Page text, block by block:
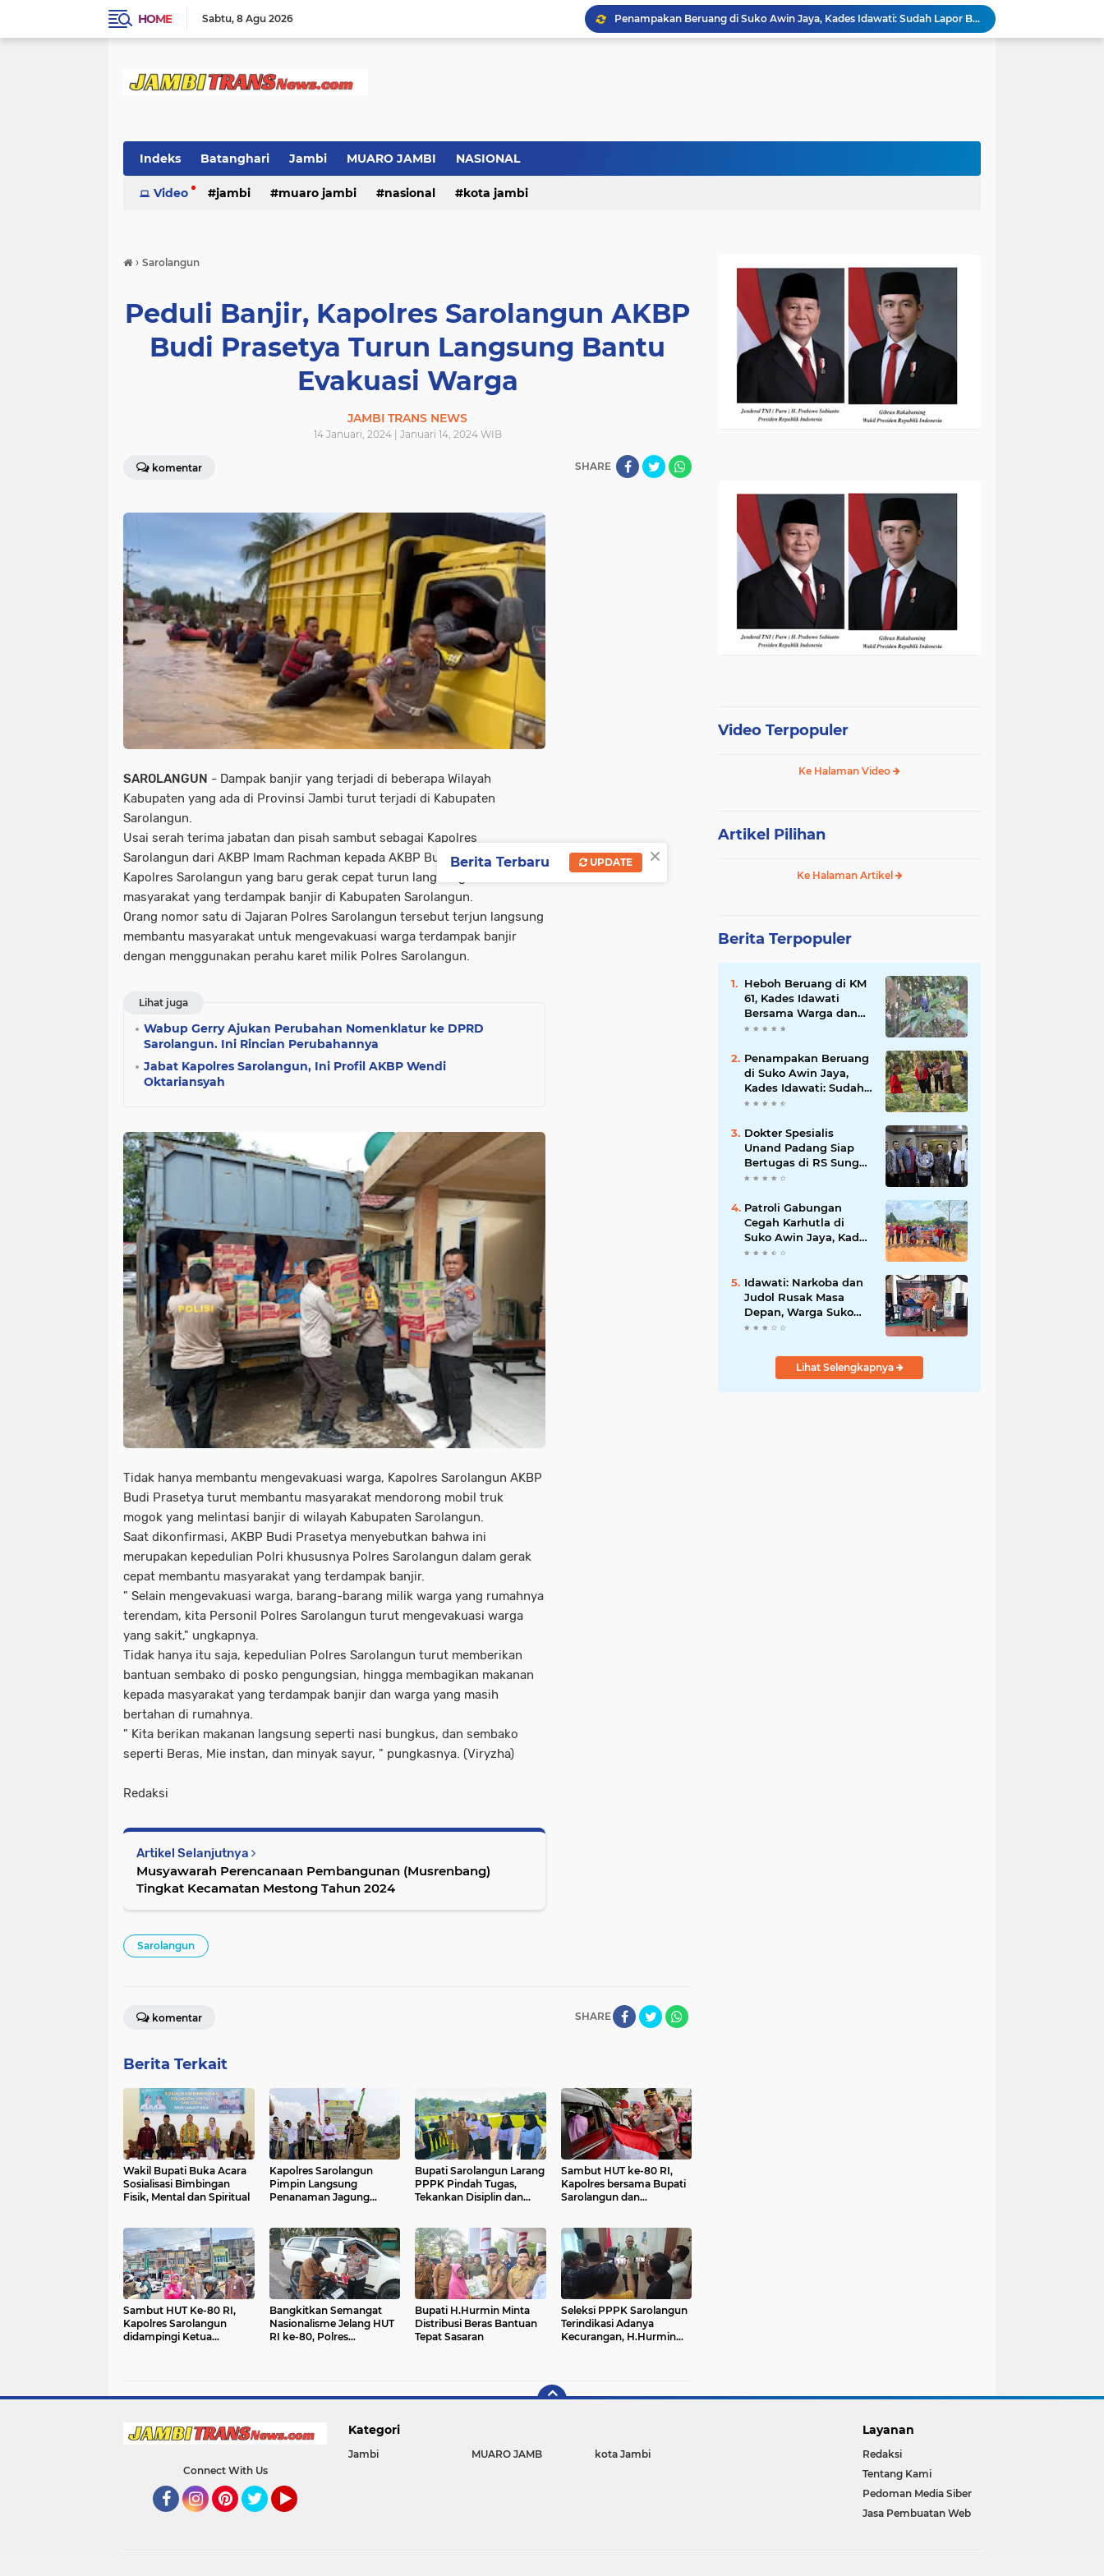
HOME Sabtu 8 Agu 2026
Penampakan Beruang di Suko Awin Jaya, Kades Idawati: Sudah Lapor BKSDA Jambi
Heboh Beruang di KM 61, Kades Idawati Bersama Warga dan BPD Turun Langsung ke Lokasi
Viral,Buaya Muncul di Sungai Batanghari Pulau Kayu Aro, Sekdes: Lokasi di RT 07`
Indeks Batanghari Jambi MUARO JAMBI NASIONAL
Video jambi muaro jambi nasional kota jambi
› Sarolangun
Peduli Banjir, Kapolres Sarolangun AKBP
Budi Prasetya Turun Langsung Bantu
Evakuasi Warga
JAMBI TRANS NEWS
14 Januari, 2024 | Januari 14, 2024 WIB
komentar SHARE
SAROLANGUN - Dampak banjir yang terjadi di beberapa Wilayah
Kabupaten yang ada di Provinsi Jambi turut terjadi di Kabupaten
Sarolangun.
Usai serah terima jabatan dan pisah sambut sebagai Kapolres
Sarolangun dari AKBP Imam Rachman kepada AKBP Budi Prasetya,
Kapolres Sarolangun yang baru gerak cepat turun langsung membantu
masyarakat yang terdampak banjir di Kabupaten Sarolangun.
Orang nomor satu di Jajaran Polres Sarolangun tersebut terjun langsung
membantu masyarakat untuk mengevakuasi warga terdampak banjir
dengan menggunakan perahu karet milik Polres Sarolangun.
Lihat juga
Wabup Gerry Ajukan Perubahan Nomenklatur ke DPRD
Sarolangun. Ini Rincian Perubahannya
Jabat Kapolres Sarolangun, Ini Profil AKBP Wendi
Oktariansyah
Tidak hanya membantu mengevakuasi warga, Kapolres Sarolangun AKBP
Budi Prasetya turut membantu masyarakat mendorong mobil truk
mogok yang melintasi banjir di wilayah Kabupaten Sarolangun.
Saat dikonfirmasi, AKBP Budi Prasetya menyebutkan bahwa ini
merupakan kepedulian Polri khususnya Polres Sarolangun dalam gerak
cepat membantu masyarakat yang terdampak banjir.
" Selain mengevakuasi warga, barang-barang milik warga yang rumahnya
terendam, kita Personil Polres Sarolangun turut mengevakuasi warga
yang sakit," ungkapnya.
Tidak hanya itu saja, kepedulian Polres Sarolangun turut memberikan
bantuan sembako di posko pengungsian, hingga membagikan makanan
kepada masyarakat yang terdampak banjir dan warga yang masih
bertahan di rumahnya.
" Kita berikan makanan langsung seperti nasi bungkus, dan sembako
seperti Beras, Mie instan, dan minyak sayur, " pungkasnya. (Viryzha)
Redaksi
Artikel Selanjutnya
Musyawarah Perencanaan Pembangunan (Musrenbang)
Tingkat Kecamatan Mestong Tahun 2024
Sarolangun
SHARE
komentar
Berita Terkait
Wakil Bupati Buka Acara
Sosialisasi Bimbingan
Fisik, Mental dan Spiritual
Kapolres Sarolangun
Pimpin Langsung
Penanaman Jagung
Pangan di Wilayah
Sarolangun.
Bupati Sarolangun Larang
PPPK Pindah Tugas,
Tekankan Disiplin dan
Sambut HUT ke-80 RI,
Kapolres bersama Bupati
Sarolangun dan
Sambut HUT Ke-80 RI,
Kapolres Sarolangun
didampingi Ketua
Bangkitkan Semangat
Nasionalisme Jelang HUT
RI ke-80, Polres
Bupati H.Hurmin Minta
Distribusi Beras Bantuan
Tepat Sasaran
Seleksi PPPK Sarolangun
Terindikasi Adanya
Kecurangan, H.Hurmin
Video Terpopuler
Ke Halaman Video
Artikel Pilihan
Ke Halaman Artikel
Berita Terpopuler
Heboh Beruang di KM
61, Kades Idawati
Bersama Warga dan
BPD Turun Langsung
Penampakan Beruang
di Suko Awin Jaya,
Kades Idawati: Sudah
Lapor BKSDA Jambi
Dokter Spesialis
Unand Padang Siap
Bertugas di RS Sungai
Bahar, Bupati BBS
Patroli Gabungan
Cegah Karhutla di
Suko Awin Jaya, Kades
Idawati Gandeng PT
Idawati: Narkoba dan
Judol Rusak Masa
Depan, Warga Suko
Awin Jaya Diminta
Lihat Selengkapnya
Connect With Us
Kategori
Jambi MUARO JAMB kota Jambi
Layanan
Redaksi
Tentang Kami
Pedoman Media Siber
Jasa Pembuatan Web
×
Berita Terbaru UPDATE